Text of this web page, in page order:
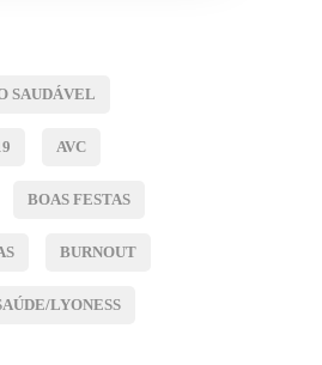
SAUDÁVEL
AVC
BOAS FESTAS
BURNOUT
LYONESS